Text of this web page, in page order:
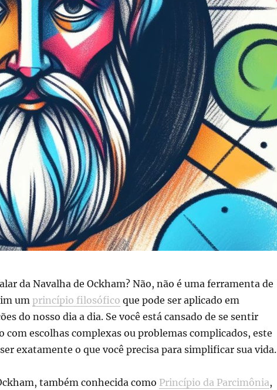
da Navalha de Ockham? Não, não é uma ferramenta de
um princípio filosófico que pode ser aplicado em
do nosso dia a dia. Se você está cansado de se sentir
com escolhas complexas ou problemas complicados, este
exatamente o que você precisa para simplificar sua vida.
também conhecida como Princípio da Parcimônia,